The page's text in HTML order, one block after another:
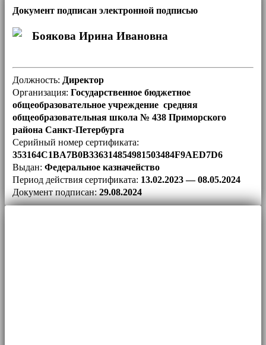
Документ подписан электронной подписью
Боякова Ирина Ивановна
Должность: Директор
Организация: Государственное бюджетное
общеобразовательное учреждение средняя
общеобразовательная школа № 438 Приморского
района Санкт-Петербурга
Серийный номер сертификата:
353164C1BA7B0B336314854981503484F9AED7D6
Выдан: Федеральное казначейство
Период действия сертификата: 13.02.2023 — 08.05.2024
Документ подписан: 29.08.2024